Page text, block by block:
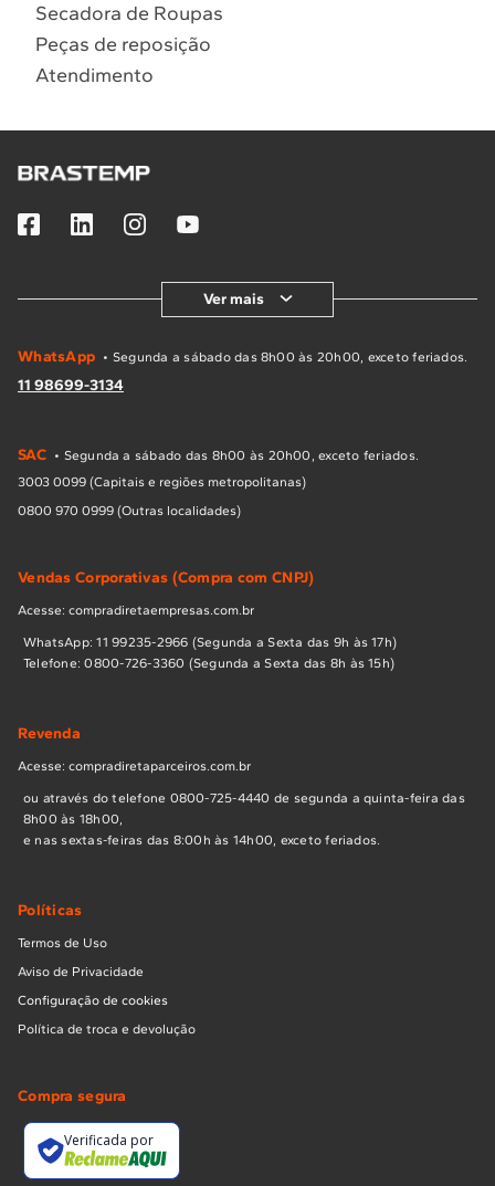
Secadora de Roupas
Peças de reposição
Atendimento
Ver mais
WhatsApp • Segunda a sábado das 8h00 às 20h00, exceto feriados.
11 98699-3134
SAC • Segunda a sábado das 8h00 às 20h00, exceto feriados.
3003 0099 (Capitais e regiões metropolitanas)
0800 970 0999 (Outras localidades)
Vendas Corporativas (Compra com CNPJ)
Acesse: compradiretaempresas.com.br
WhatsApp: 11 99235-2966 (Segunda a Sexta das 9h às 17h)
Telefone: 0800-726-3360 (Segunda a Sexta das 8h às 15h)
Revenda
Acesse: compradiretaparceiros.com.br
ou através do telefone 0800-725-4440 de segunda a quinta-feira das
8h00 às 18h00,
e nas sextas-feiras das 8:00h às 14h00, exceto feriados.
Políticas
Termos de Uso
Aviso de Privacidade
Configuração de cookies
Política de troca e devolução
Compra segura
Verificada por